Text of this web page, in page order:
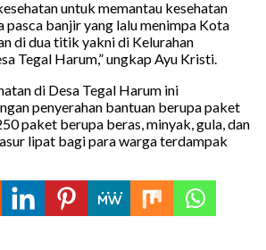
untuk memantau kesehatan
banjir yang lalu menimpa Kota
di dua titik yakni di Kelurahan
Tegal Harum,” ungkap Ayu Kristi.
di Desa Tegal Harum ini
penyerahan bantuan berupa paket
paket berupa beras, minyak, gula, dan
lipat bagi para warga terdampak